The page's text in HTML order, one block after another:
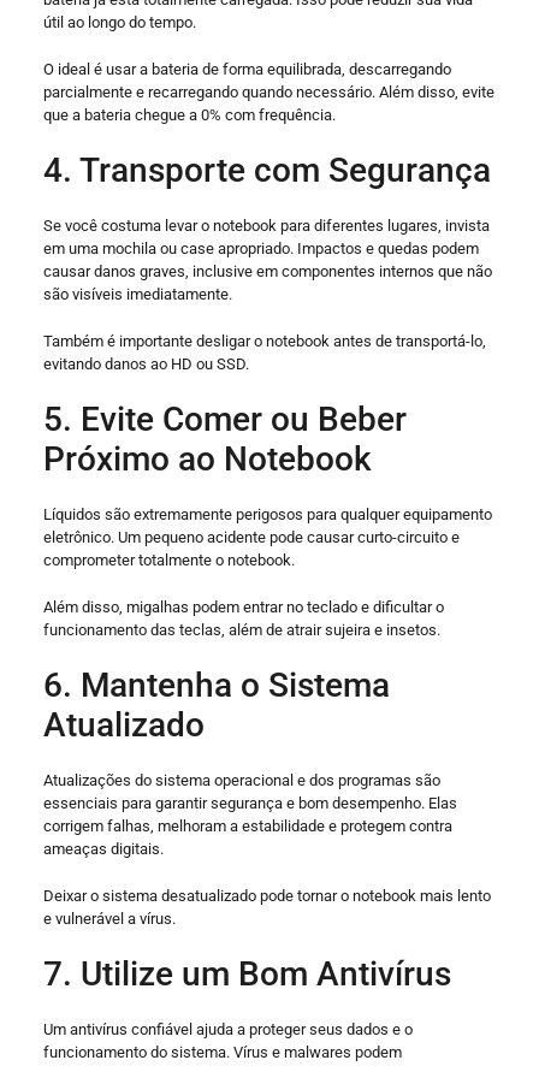
útil ao longo do tempo.
O ideal é usar a bateria de forma equilibrada, descarregando
parcialmente e recarregando quando necessário. Além disso, evite
que a bateria chegue a 0% com frequência.
4. Transporte com Segurança
Se você costuma levar o notebook para diferentes lugares, invista
em uma mochila ou case apropriado. Impactos e quedas podem
causar danos graves, inclusive em componentes internos que não
são visíveis imediatamente.
Também é importante desligar o notebook antes de transportá-lo,
evitando danos ao HD ou SSD.
5. Evite Comer ou Beber
Próximo ao Notebook
Líquidos são extremamente perigosos para qualquer equipamento
eletrônico. Um pequeno acidente pode causar curto-circuito e
comprometer totalmente o notebook.
Além disso, migalhas podem entrar no teclado e dificultar o
funcionamento das teclas, além de atrair sujeira e insetos.
6. Mantenha o Sistema
Atualizado
Atualizações do sistema operacional e dos programas são
essenciais para garantir segurança e bom desempenho. Elas
corrigem falhas, melhoram a estabilidade e protegem contra
ameaças digitais.
Deixar o sistema desatualizado pode tornar o notebook mais lento
e vulnerável a vírus.
7. Utilize um Bom Antivírus
Um antivírus confiável ajuda a proteger seus dados e o
funcionamento do sistema. Vírus e malwares podem